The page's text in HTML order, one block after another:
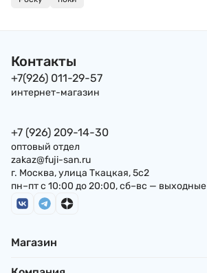
Контакты
+7(926) 011-29-57
интернет-магазин
+7 (926) 209-14-30
оптовый отдел
zakaz@fuji-san.ru
г. Москва, улица Ткацкая, 5с2
пн–пт с 10:00 до 20:00, сб–вс — выходные
Магазин